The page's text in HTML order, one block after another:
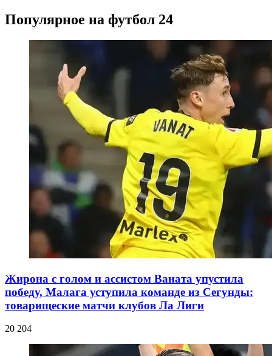
Популярное на футбол 24
Жирона с голом и ассистом Ваната упустила
победу, Малага уступила команде из Сегунды:
товарищеские матчи клубов Ла Лиги
20 204